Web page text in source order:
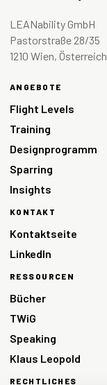
LEANability GmbH
Pastorstraße 28/35
1210 Wien, Österreich
ANGEBOTE
Flight Levels
Training
Designprogramm
Sparring
Insights
KONTAKT
Kontaktseite
LinkedIn
RESSOURCEN
Bücher
TWiG
Speaking
Klaus Leopold
RECHTLICHES